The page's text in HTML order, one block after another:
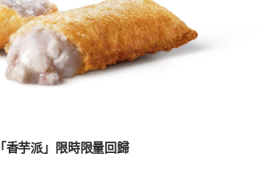
香芋派」限時限量回歸